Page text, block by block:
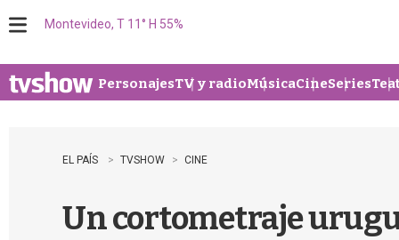
u
Montevideo, T 11° H 55%
PersonajesTV y radioMúsicaCineSeries
EL PAÍS TVSHOW CINE
Un cortometraje